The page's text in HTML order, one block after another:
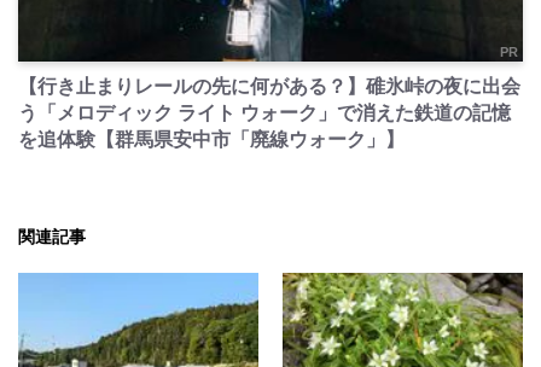
PR
【行き止まりレールの先に何がある？】碓氷峠の夜に出会
う「メロディック ライト ウォーク」で消えた鉄道の記憶
を追体験【群馬県安中市「廃線ウォーク」】
関連記事